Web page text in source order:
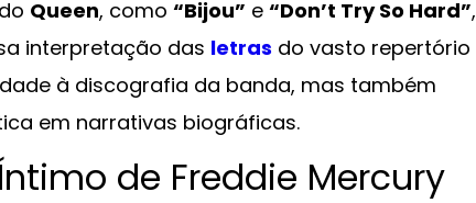
Queen, como “Bijou” e “Don’t Try So Hard”,
interpretação das letras do vasto repertório
à discografia da banda, mas também
em narrativas biográficas.
de Freddie Mercury